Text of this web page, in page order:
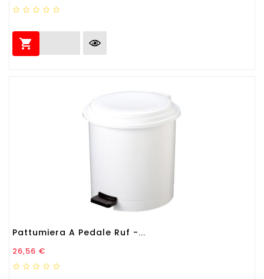

Pattumiera A Pedale Ruf -...
Prezzo
26,56 €